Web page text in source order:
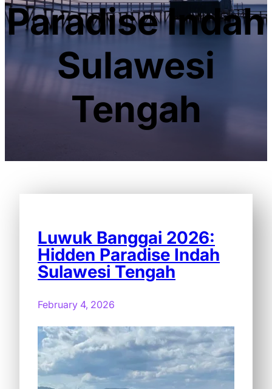
Paradise Indah
Sulawesi
Tengah
Luwuk Banggai 2026:
Hidden Paradise Indah
Sulawesi Tengah
February 4, 2026